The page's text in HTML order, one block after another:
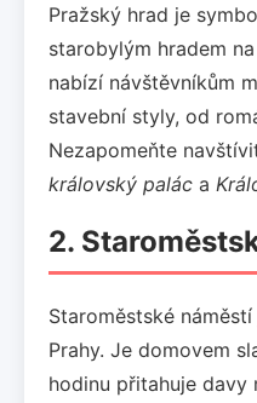
Pražský hrad je
starobylým hradem
nabízí návštěvníkům
stavební styly, od
Nezapomeňte
královský palác a
2.
Staroměstské
Prahy. Je domovem
hodinu přitahuje davy